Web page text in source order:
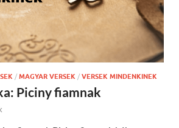
/ MAGYAR VERSEK / VERSEK MINDENKINEK
Piciny fiamnak